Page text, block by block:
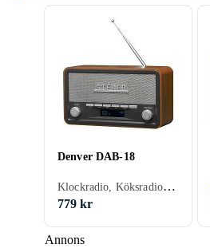
Annons
Denver DAB-18
Klockradio, Köksradio, Stationär radio, Bärbar radio, FM, AM, DAB, DAB+, Batteri, Nätström, RDS-radio, Klockradio med alarm, Display, Retro Radio, Analog 3,5mm-ingång (Aux)
779 kr